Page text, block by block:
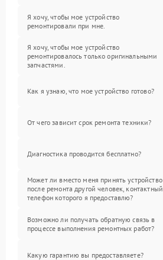
Я хочу, чтобы мое устройство
ремонтировали при мне.
Я хочу, чтобы мое устройство
ремонтировалось только оригинальными
запчастями.
Как я узнаю, что мое устройство готово?
От чего зависит срок ремонта техники?
Диагностика проводится бесплатно?
Может ли вместо меня принять устройство
после ремонта другой человек, контактный
телефон которого я предоставлю?
Возможно ли получать обратную связь в
процессе выполнения ремонтных работ?
Какую гарантию вы предоставляете?